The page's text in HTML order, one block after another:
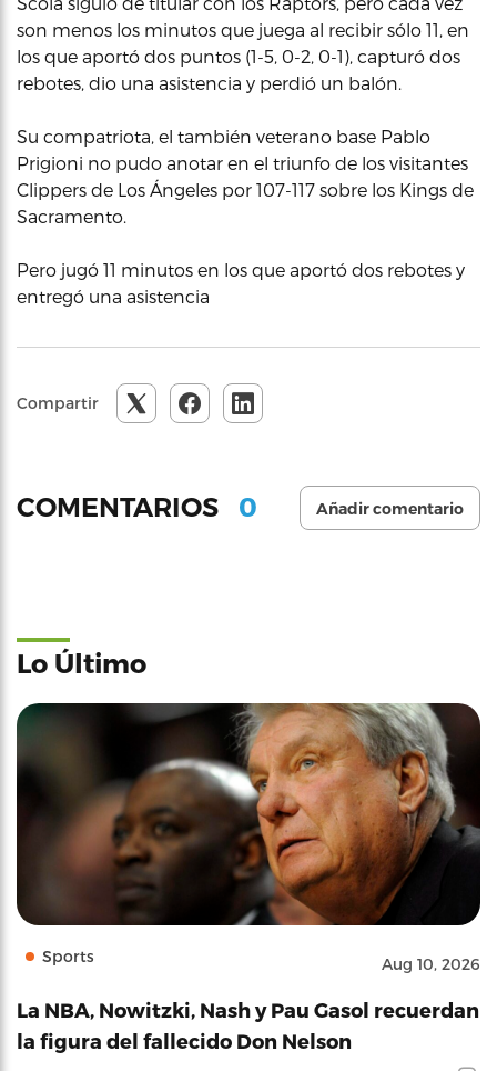
son menos los minutos que juega al recibir sólo 11, en
los que aportó dos puntos (1-5, 0-2, 0-1), capturó dos
rebotes, dio una asistencia y perdió un balón.
Su compatriota, el también veterano base Pablo
Prigioni no pudo anotar en el triunfo de los visitantes
Clippers de Los Ángeles por 107-117 sobre los Kings de
Sacramento.
Pero jugó 11 minutos en los que aportó dos rebotes y
entregó una asistencia
Compartir
COMENTARIOS 0 Añadir comentario
Lo Último
Sports Aug 10, 2026
La NBA, Nowitzki, Nash y Pau Gasol recuerdan
la figura del fallecido Don Nelson